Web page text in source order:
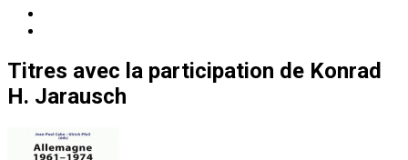
Titres avec la participation de Konrad
H. Jarausch